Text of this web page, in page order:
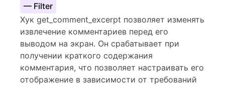
— Filter
Хук get_comment_excerpt позволяет изменять
извлечение комментариев перед его
выводом на экран. Он срабатывает при
получении краткого содержания
комментария, что позволяет настраивать его
отображение в зависимости от требований